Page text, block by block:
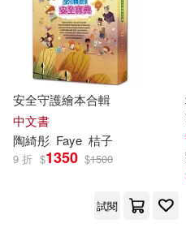
伍光輝，陶開國，陶源
何孟儒(1)
余鑑昌(1) 倪延
兵口奈津子(1)
劉乃剛（主編）(1)
好有感覺音樂(2)
山東人民出版社(2)
山東美術出版社(2)
平
安全守護繪本合輯
中文書
陶綺彤 Faye 桔子
9 折 $1350 $1500
試閱